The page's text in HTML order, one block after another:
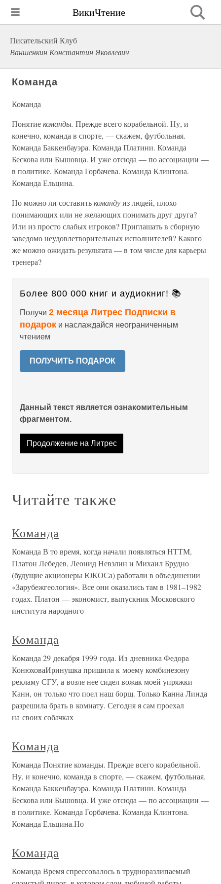
ВикиЧтение
Писательский Клуб
Ваншенкин Константин Яковлевич
Команда
Команда
Понятиекоманды. Прежде всего корабельной. Ну, и
конечно, команда в спорте, — скажем, футбольная.
Команда Баккенбауэра. Команда Платини. Команда
Бескова или Бышовца. И уже отсюда — по ассоциации —
в политике. Команда Горбачева. Команда Клинтона.
Команда Ельцина.
Но можно ли составитькомандуиз людей, плохо
понимающих или не желающих понимать друг друга?
Или из просто слабых игроков? Приглашать в сборную
заведомо неудовлетворительных исполнителей? Какого
же можно ожидать результата — в том числе для карьеры
тренера?
Более 800 000 книг и аудиокниг! 📚
Получи 2 месяца Литрес Подписки в
подарок и наслаждайся неограниченным
чтением
ПОЛУЧИТЬ ПОДАРОК
Данный текст является ознакомительным
фрагментом.
Продолжение на Литрес
Читайте также
Команда
Команда В то время, когда начали появляться НТТМ,
Платон Лебедев, Леонид Невзлин и Михаил Брудно
(будущие акционеры ЮКОСа) работали в объединении
«Зарубежгеология». Все они оказались там в 1981–1982
годах. Платон — экономист, выпускник Московского
института народного
Команда
Команда 29 декабря 1999 года. Из дневника Федора
КонюховаИринушка пришила к моему комбинезону
рекламу СГУ, а возле нее сидел вожак моей упряжки –
Канн, он только что поел наш борщ. Только Канна Линда
разрешила брать в комнату. Сегодня я сам проехал
на своих собачках
Команда
Команда Понятие команды. Прежде всего корабельной.
Ну, и конечно, команда в спорте, — скажем, футбольная.
Команда Баккенбауэра. Команда Платини. Команда
Бескова или Бышовца. И уже отсюда — по ассоциации —
в политике. Команда Горбачева. Команда Клинтона.
Команда Ельцина.Но
Команда
Команда Время спрессовалось в трудноразлипаемый